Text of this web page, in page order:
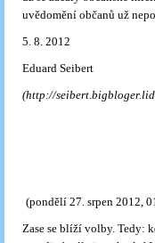
uvědomění občanů už
5. 8. 2012
Eduard Seibert
(http://
(pondělí 27. srpen 2012,
Zase se blíží volby. Tedy: